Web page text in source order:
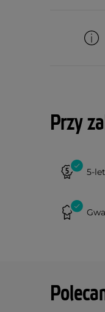
Przy
5-